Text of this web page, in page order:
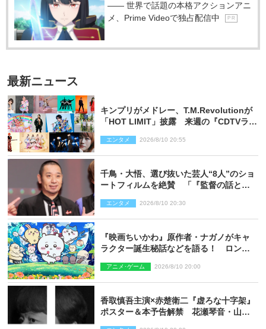
―― 世界で話題の本格アクションアニ
メ、Prime Videoで独占配信中
P R
最新ニュース
キンプリがメドレー、T.M.Revolutionが
「HOT LIMIT」披露 来週の『CDTVライ
エンタメ 2026/8/10 20:55
千鳥・大悟、選び抜いた芸人“8人”のショ
ートフィルムを絶賛 「『監督の話とか
した」
エンタメ 2026/8/10 20:30
『映画ちいかわ』原作者・ナガノがキャ
ラクター誕生秘話などを語る！ ロング
アニメ･ゲーム 2026/8/10 20:00
香取慎吾主演×赤楚衛二『虚ろな十字架』
ポスター＆本予告解禁 花瀬琴音・山中